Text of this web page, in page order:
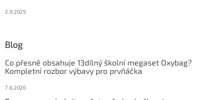
2.9.2025
Blog
Co přesně obsahuje 13dílný školní megaset Oxybag?
Kompletní rozbor výbavy pro prvňáčka
7.6.2026